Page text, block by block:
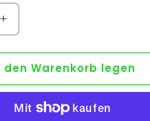
Erhöhe
die
Menge
für
Panasonic
270
den Warenkorb legen